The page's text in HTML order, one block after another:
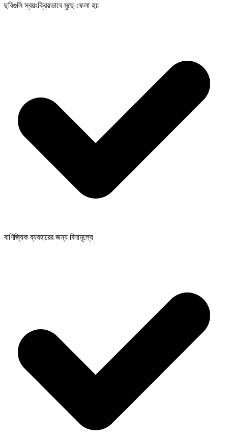
ছবিগুলি স্বয়ংক্রিয়ভাবে মুছে ফেলা হয়
বাণিজ্যিক ব্যবহারের জন্য বিনামূল্যে